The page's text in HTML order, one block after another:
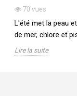
70 vues
L'été met la peau
de mer, chlore et
Lire la suite